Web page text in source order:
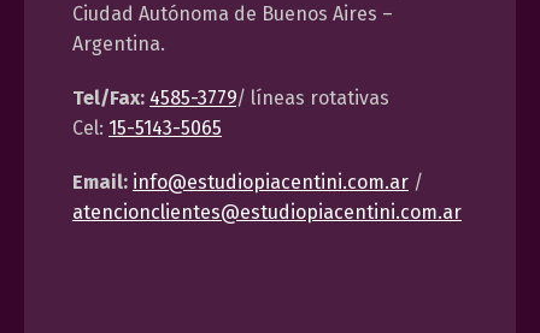
Ciudad Autónoma de Buenos Aires –
Argentina.
Tel/Fax: 4585-3779/ líneas rotativas
Cel: 15-5143-5065
Email: info@estudiopiacentini.com.ar /
atencionclientes@estudiopiacentini.com.ar